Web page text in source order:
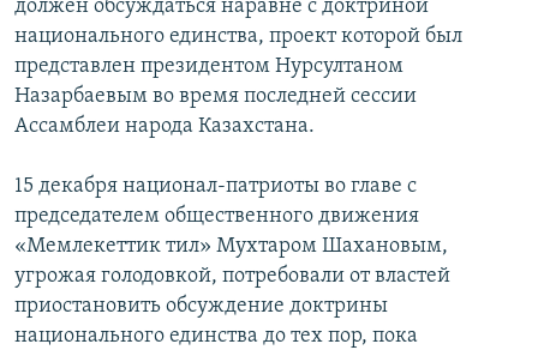
должен обсуждаться наравне с доктриной
национального единства, проект которой был
представлен президентом Нурсултаном
Назарбаевым во время последней сессии
Ассамблеи народа Казахстана.
15 декабря национал-патриоты во главе с
председателем общественного движения
«Мемлекеттик тил» Мухтаром Шахановым,
угрожая голодовкой, потребовали от властей
приостановить обсуждение доктрины
национального единства до тех пор, пока